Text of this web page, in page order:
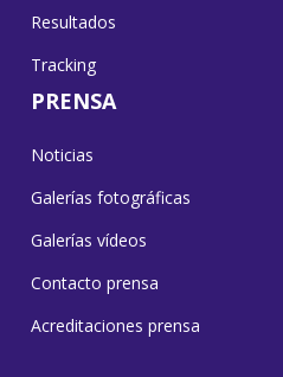
Resultados
Tracking
PRENSA
Noticias
Galerías fotográficas
Galerías vídeos
Contacto prensa
Acreditaciones prensa